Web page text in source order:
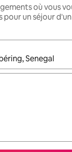
où vous
pour un séjour
s'affichent,